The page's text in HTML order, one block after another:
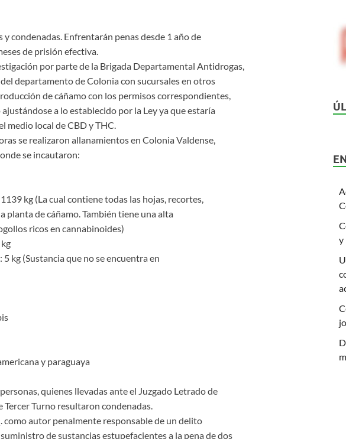
condenadas. Enfrentarán penas desde 1 año de
de prisión efectiva.
por parte de la Brigada Departamental Antidrogas,
departamento de Colonia con sucursales en otros
de cáñamo con los permisos correspondientes,
a lo establecido por la Ley ya que estaría
medio local de CBD y THC.
se realizaron allanamientos en Colonia Valdense,
se incautaron:
kg (La cual contiene todas las hojas, recortes,
planta de cáñamo. También tiene una alta
ricos en cannabinoides)
kg (Sustancia que no se encuentra en
y paraguaya
quienes llevadas ante el Juzgado Letrado de
Tercer Turno resultaron condenadas.
como autor penalmente responsable de un delito
de sustancias estupefacientes a la pena de dos
y